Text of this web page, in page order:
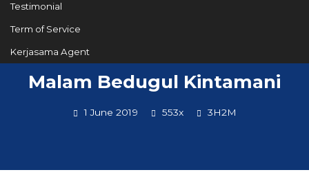
Testimonial
Term of Service
Kerjasama Agent
Paket Tour Bali 3 Hari 2
Malam Bedugul Kintamani
1 June 2019 553x 3H2M